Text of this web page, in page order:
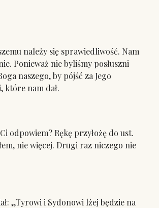
należy się sprawiedliwość. Nam
Ponieważ nie byliśmy posłuszni
naszego, by pójść za Jego
które nam dał.
Ci odpowiem? Rękę przyłożę do ust.
nie więcej. Drugi raz niczego nie
„Tyrowi i Sydonowi lżej będzie na